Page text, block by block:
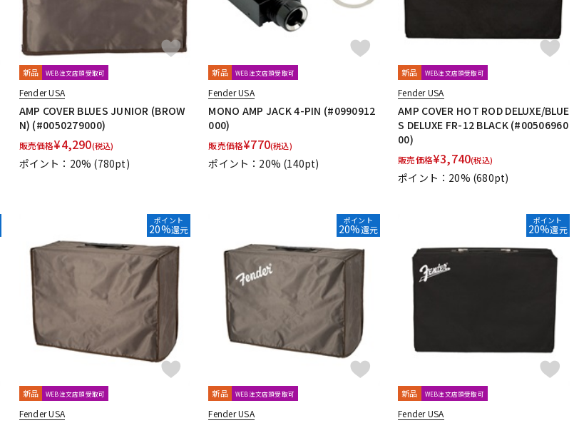
新品 WEB注文店頭受取可
Fender USA
AMP COVER BLUES JUNIOR (BROW
N) (#0050279000)
販売価格¥4,290(税込)
ポイント：20% (780pt)
新品 WEB注文店頭受取可
Fender USA
MONO AMP JACK 4-PIN (#0990912
000)
販売価格¥770(税込)
ポイント：20% (140pt)
新品 WEB注文店頭受取可
Fender USA
AMP COVER HOT ROD DELUXE/BLUE
S DELUXE FR-12 BLACK (#00506960
00)
販売価格¥3,740(税込)
ポイント：20% (680pt)
ポイント
20%還元
新品 WEB注文店頭受取可
Fender USA
ポイント
20%還元
新品 WEB注文店頭受取可
Fender USA
ポイント
20%還元
新品 WEB注文店頭受取可
Fender USA